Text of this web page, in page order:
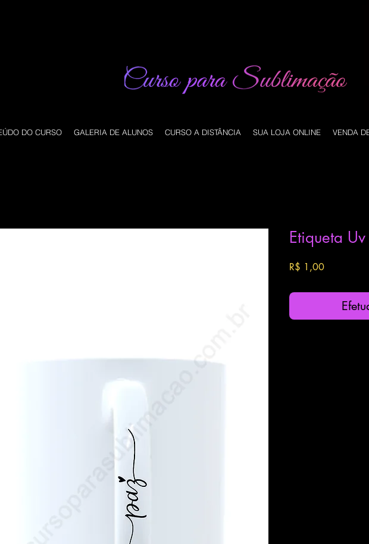
DO CURSO GALERIA DE ALUNOS CURSO A DISTÂNCIA SUA LOJA ONLINE VENDA
Etiqueta
R$ 1,00Preço